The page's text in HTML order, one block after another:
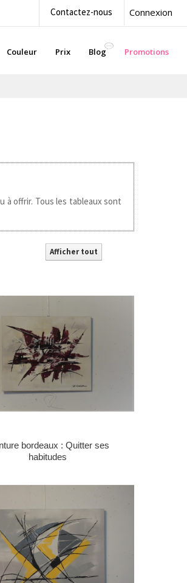
Connexion
Contactez-nous
Couleur Prix Blog Promotions
à offrir. Tous les tableaux sont
Afficher tout
bordeaux : Quitter ses
habitudes